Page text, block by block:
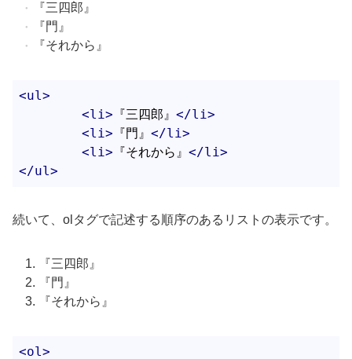
『三四郎』
『門』
『それから』
<ul>
<li> 『三四郎』 </li>
<li> 『門』 </li>
<li> 『それから』 </li>
</ul>
続いて、olタグで記述する順序のあるリストの表示です。
『三四郎』
『門』
『それから』
<ol>